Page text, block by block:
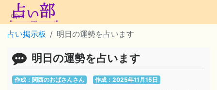
占い掲示板 明日の運勢を占います
明日の運勢を占います
作成：関西のおばさんさん 作成：2025年11月15日